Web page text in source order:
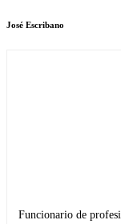
José Escribano
Funcionario de